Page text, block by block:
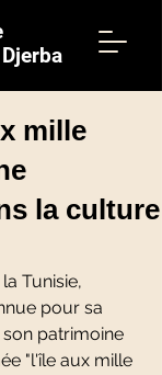
mille
la culture
Tunisie,
pour sa
patrimoine
"l'île aux mille